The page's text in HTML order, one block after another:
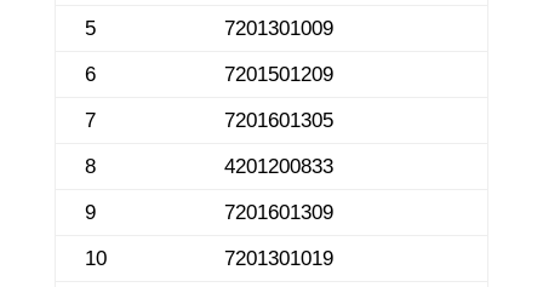
5
7201301009
6
7201501209
7
7201601305
8
4201200833
9
7201601309
10
7201301019